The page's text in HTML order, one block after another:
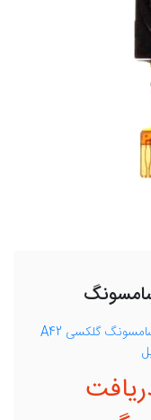
قطعات سامسونگ گلکسی A42